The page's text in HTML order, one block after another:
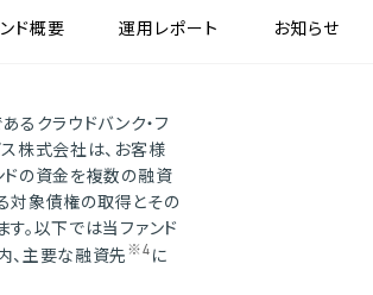
ド概要 運用レポート お知らせ
るクラウドバンク・フ
株式会社は、お客様
ドの資金を複数の融資
対象債権の取得とその
。以下では当ファンド
、主要な融資先※4に